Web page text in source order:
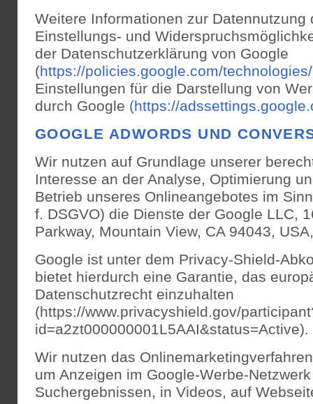
Weitere Informationen zur Datennutzung
Einstellungs- und
der Datenschutzerklärung von Google
(https://policies.google.com/
Einstellungen für die Darstellung von
durch Google (https://
GOOGLE ADWORDS UND
Wir nutzen auf Grundlage unserer
Interesse an der Analyse, Optimierung
Betrieb unseres Onlineangebotes im
f. DSGVO) die Dienste der Google LLC,
Parkway, Mountain View, CA 94043,
Google ist unter dem Privacy-Shield-
bietet hierdurch eine Garantie, das
Datenschutzrecht einzuhalten
(https://www.privacyshield.gov/
id=a2zt000000001L5AAI&status=Active).
Wir nutzen das
um Anzeigen im Google-Werbe-
Suchergebnissen, in Videos, auf